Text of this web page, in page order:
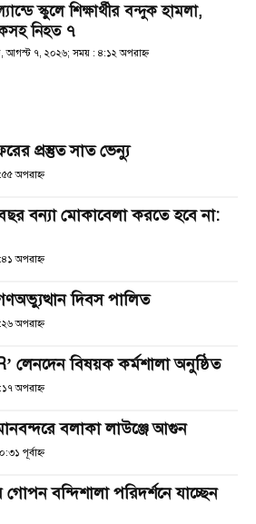
স্কুলে শিক্ষার্থীর বন্দুক হামলা,
নিহত ৭
আগস্ট ৭, ২০২৬; সময় : ৪:১২ অপরাহ্ণ
প্রস্তুত সাত ভেন্যু
অপরাহ্ণ
বন্যা মোকাবেলা করতে হবে না:
অপরাহ্ণ
দিবস পালিত
অপরাহ্ণ
লেনদেন বিষয়ক কর্মশালা অনুষ্ঠিত
অপরাহ্ণ
বলাকা লাউঞ্জে আগুন
পূর্বাহ্ণ
বন্দিশালা পরিদর্শনে যাচ্ছেন